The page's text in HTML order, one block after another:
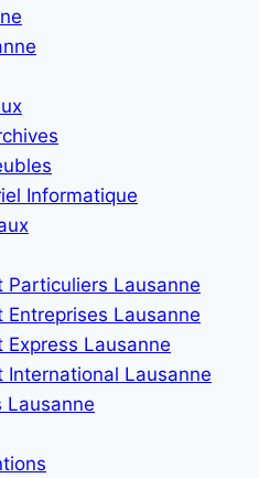
Informatique
Particuliers Lausanne
Entreprises Lausanne
Express Lausanne
International Lausanne
Lausanne